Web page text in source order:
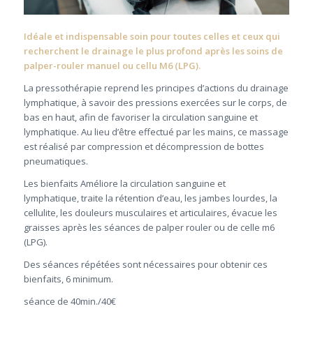
Idéale et indispensable soin pour toutes celles et ceux qui
recherchent le drainage le plus profond après les soins de
palper-rouler manuel ou cellu M6 (LPG).
La pressothérapie reprend les principes d’actions du drainage
lymphatique, à savoir des pressions exercées sur le corps, de
bas en haut, afin de favoriser la circulation sanguine et
lymphatique. Au lieu d’être effectué par les mains, ce massage
est réalisé par compression et décompression de bottes
pneumatiques.
Les bienfaits Améliore la circulation sanguine et
lymphatique, traite la rétention d’eau, les jambes lourdes, la
cellulite, les douleurs musculaires et articulaires, évacue les
graisses après les séances de palper rouler ou de celle m6
(LPG).
Des séances répétées sont nécessaires pour obtenir ces
bienfaits, 6 minimum.
séance de 40min./40€